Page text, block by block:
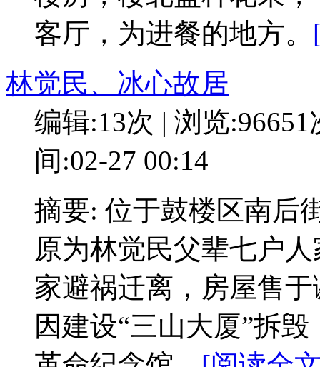
客厅，为进餐的地方。
林觉民、冰心故居
编辑:13次 | 浏览:96651
间:02-27 00:14
摘要: 位于鼓楼区南后
原为林觉民父辈七户
家避祸迁离，房屋售
因建设“三山大厦”拆